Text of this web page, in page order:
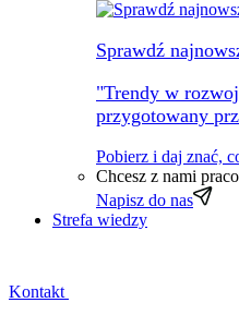
Sprawdź
"Trendy w
przygotowany
Pobierz i daj znać,
Chcesz z nami
Napisz do nas
Strefa wiedzy
Kontakt